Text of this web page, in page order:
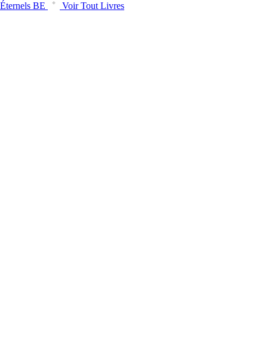
BE
Voir Tout Livres